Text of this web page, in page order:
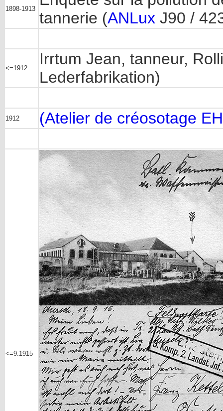
1898-1913
tannerie (ANLux J90 /
<=1912
Irrtum Jean, tanneur,
Lederfabrikation)
1912 (Atelier de créosotage
<=9.1915